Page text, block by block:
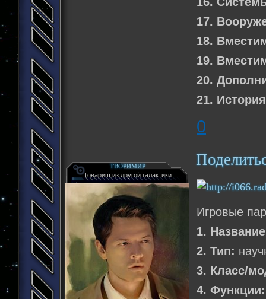
17.
18.
19.
20.
21.
0
ТВОРИМИР
Товарищ из другой галактики
Игровые
1.
2. Тип:
3. Класс/
4. Функции: